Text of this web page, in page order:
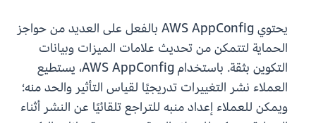
يحتوي AWS AppConfig بالفعل على العديد من حواجز
الحماية لتتمكن من تحديث علامات الميزات وبيانات
التكوين بثقة. باستخدام AWS AppConfig، يستطيع
العملاء نشر التغييرات تدريجيًا لقياس التأثير والحد منه؛
ويمكن للعملاء إعداد منبه للتراجع تلقائيًا عن النشر أثناء